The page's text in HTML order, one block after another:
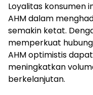
Loyalitas konsumen
AHM dalam
semakin ketat.
memperkuat
AHM optimistis
meningkatkan
berkelanjutan.